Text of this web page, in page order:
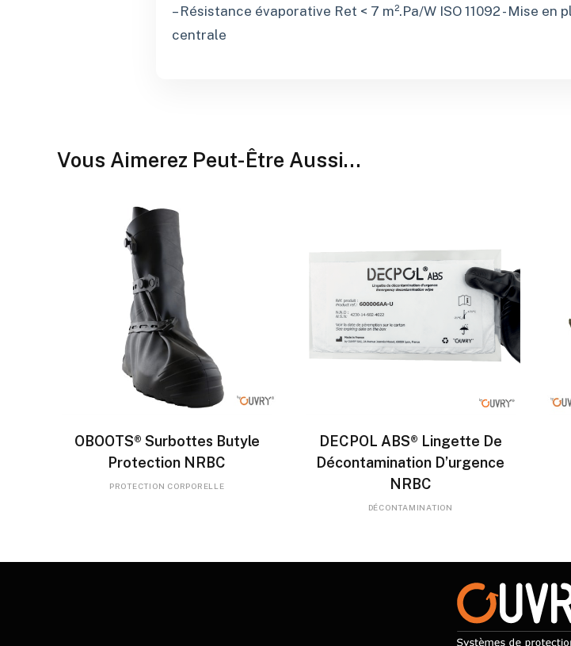
– Résistance évaporative Ret < 7 m².Pa/W ISO 11092 - Mise
centrale
Vous Aimerez Peut-Être Aussi…
OBOOTS® Surbottes Butyle
Protection NRBC
PROTECTION CORPORELLE
DECPOL ABS® Lingette De
Décontamination D’urgence
NRBC
DÉCONTAMINATION